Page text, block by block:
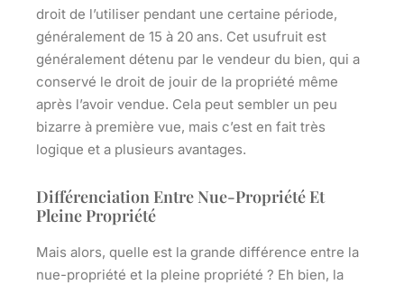
droit de l’utiliser pendant une certaine période,
généralement de 15 à 20 ans. Cet usufruit est
généralement détenu par le vendeur du bien, qui a
conservé le droit de jouir de la propriété même
après l’avoir vendue. Cela peut sembler un peu
bizarre à première vue, mais c’est en fait très
logique et a plusieurs avantages.
Différenciation Entre Nue-Propriété Et
Pleine Propriété
Mais alors, quelle est la grande différence entre la
nue-propriété et la pleine propriété ? Eh bien, la